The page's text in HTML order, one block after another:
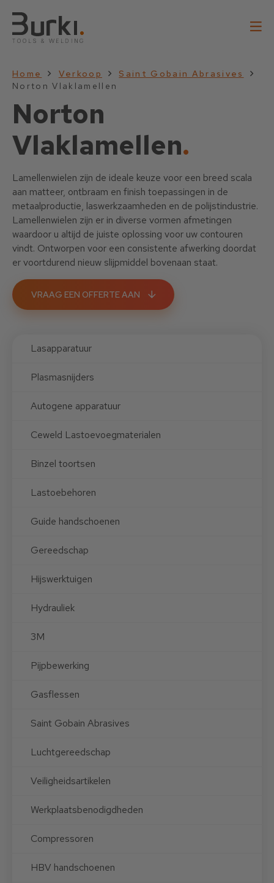
Home Verkoop
Saint Gobain Abrasives
Norton Vlaklamellen
Norton
Vlaklamellen.
Lamellenwielen zijn de ideale keuze voor een breed scala
aan matteer, ontbraam en finish toepassingen in de
metaalproductie, laswerkzaamheden en de polijstindustrie.
Lamellenwielen zijn er in diverse vormen afmetingen
waardoor u altijd de juiste oplossing voor uw contouren
vindt. Ontworpen voor een consistente afwerking doordat
er voortdurend nieuw slijpmiddel bovenaan staat.
VRAAG EEN OFFERTE AAN
Lasapparatuur
Plasmasnijders
Autogene apparatuur
Ceweld Lastoevoegmaterialen
Binzel toortsen
Lastoebehoren
Guide handschoenen
Gereedschap
Hijswerktuigen
Hydrauliek
3M
Pijpbewerking
Gasflessen
Saint Gobain Abrasives
Luchtgereedschap
Veiligheidsartikelen
Werkplaatsbenodigdheden
Compressoren
HBV handschoenen